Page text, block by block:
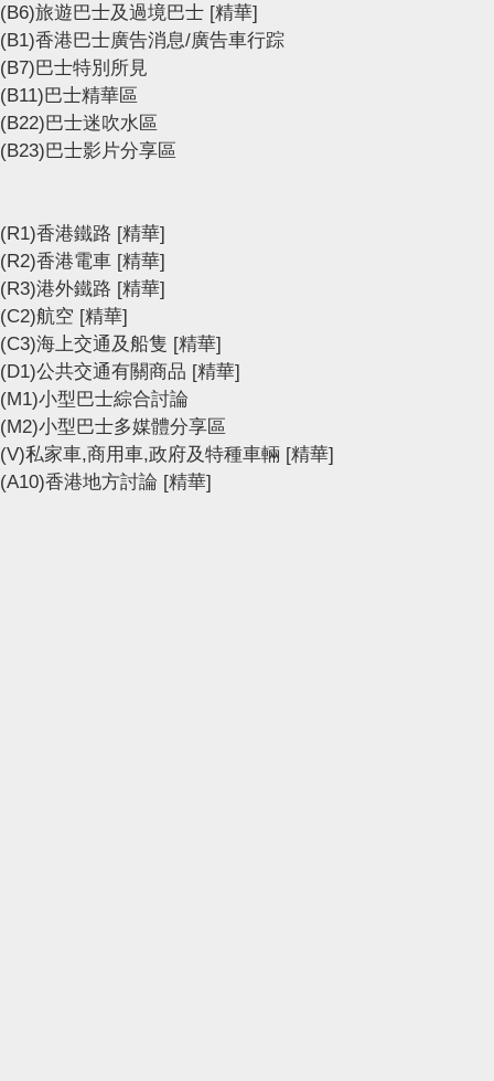
(B6)旅遊巴士及過境巴士 [精華]
(B1)香港巴士廣告消息/廣告車行踪
(B7)巴士特別所見
(B11)巴士精華區
(B22)巴士迷吹水區
(B23)巴士影片分享區
(R1)香港鐵路 [精華]
(R2)香港電車 [精華]
(R3)港外鐵路 [精華]
(C2)航空 [精華]
(C3)海上交通及船隻 [精華]
(D1)公共交通有關商品 [精華]
(M1)小型巴士綜合討論
(M2)小型巴士多媒體分享區
(V)私家車,商用車,政府及特種車輛 [精華]
(A10)香港地方討論 [精華]